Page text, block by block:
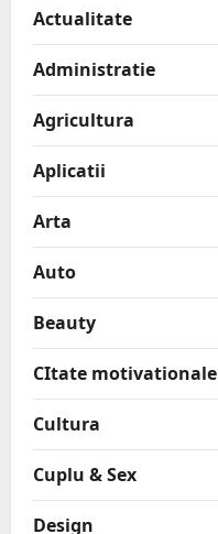
Actualitate
Administratie
Agricultura
Aplicatii
Arta
Auto
Beauty
CItate motivationale
Cultura
Cuplu & Sex
Design